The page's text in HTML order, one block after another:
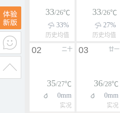
33/26℃
33%
历史均值
33/26℃
27%
历史均值
二十
02
35/27℃
0mm
实况
廿一
03
36/28℃
0mm
实况